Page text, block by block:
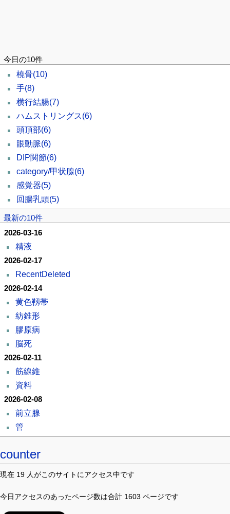
今日の10件
橈骨(10)
手(8)
横行結腸(7)
ハムストリングス(6)
頭頂部(6)
眼動脈(6)
DIP関節(6)
category/甲状腺(6)
感覚器(5)
回腸乳頭(5)
最新の10件
2026-03-16
精液
2026-02-17
RecentDeleted
2026-02-14
黄色靱帯
紡錐形
膠原病
脳死
2026-02-11
筋線維
資料
2026-02-08
前立腺
管
counter
現在 19 人がこのサイトにアクセス中です
今日アクセスのあったページ数は合計 1603 ページです